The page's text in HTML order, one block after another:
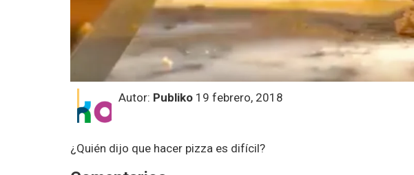
Autor: Publiko 19 febrero, 2018
¿Quién dijo que hacer pizza es difícil?